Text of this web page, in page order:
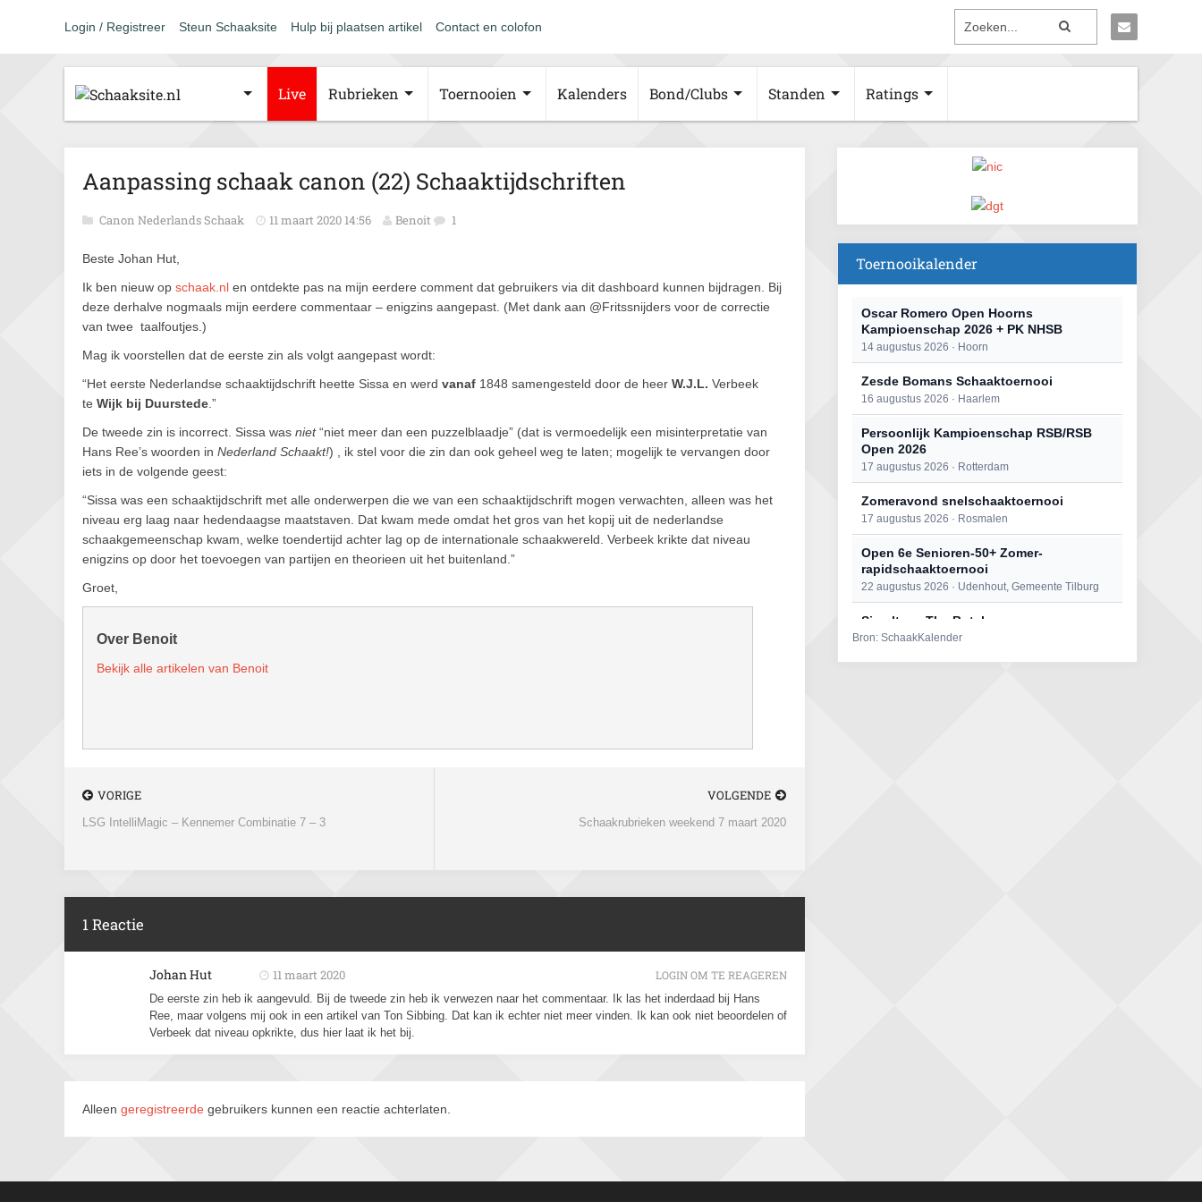
Login / Registreer Steun Schaaksite Hulp bij plaatsen artikel Contact en colofon
Live Rubrieken Toernooien Kalenders Bond/Clubs Standen Ratings
Aanpassing schaak canon (22) Schaaktijdschriften
Canon Nederlands Schaak 11 maart 2020 14:56 Benoit 1
Beste Johan Hut,
Ik ben nieuw op schaak.nl en ontdekte pas na mijn eerdere comment dat gebruikers via dit dashboard kunnen bijdragen. Bij
deze derhalve nogmaals mijn eerdere commentaar – enigzins aangepast. (Met dank aan @Fritssnijders voor de correctie
van twee taalfoutjes.)
Mag ik voorstellen dat de eerste zin als volgt aangepast wordt:
“Het eerste Nederlandse schaaktijdschrift heette Sissa en werd vanaf 1848 samengesteld door de heer W.J.L. Verbeek
te Wijk bij Duurstede .”
De tweede zin is incorrect. Sissa was niet“niet meer dan een puzzelblaadje” (dat is vermoedelijk een misinterpretatie van
Hans Ree’s woorden in Nederland Schaakt!) , ik stel voor die zin dan ook geheel weg te laten; mogelijk te vervangen door
iets in de volgende geest:
“Sissa was een schaaktijdschrift met alle onderwerpen die we van een schaaktijdschrift mogen verwachten, alleen was het
niveau erg laag naar hedendaagse maatstaven. Dat kwam mede omdat het gros van het kopij uit de nederlandse
schaakgemeenschap kwam, welke toendertijd achter lag op de internationale schaakwereld. Verbeek krikte dat niveau
enigzins op door het toevoegen van partijen en theorieen uit het buitenland.”
Groet,
Over Benoit
Bekijk alle artikelen van Benoit
VORIGE
LSG IntelliMagic – Kennemer Combinatie 7 – 3
VOLGENDE
Schaakrubrieken weekend 7 maart 2020
1 Reactie
Johan Hut 11 maart 2020
De eerste zin heb ik aangevuld. Bij de tweede zin heb ik verwezen naar het commentaar. Ik las het inderdaad bij Hans
Ree, maar volgens mij ook in een artikel van Ton Sibbing. Dat kan ik echter niet meer vinden. Ik kan ook niet beoordelen of
Verbeek dat niveau opkrikte, dus hier laat ik het bij.
LOGIN OM TE REAGEREN
Alleen geregistreerde gebruikers kunnen een reactie achterlaten.
Toernooikalender
Oscar Romero Open Hoorns
Kampioenschap 2026 + PK NHSB
14 augustus 2026 · Hoorn
Zesde Bomans Schaaktoernooi
16 augustus 2026 · Haarlem
Persoonlijk Kampioenschap RSB/RSB
Open 2026
17 augustus 2026 · Rotterdam
Zomeravond snelschaaktoernooi
17 augustus 2026 · Rosmalen
Open 6e Senioren-50+ Zomer-
rapidschaaktoernooi
22 augustus 2026 · Udenhout, Gemeente Tilburg
Simultaan The Butcher
22 augustus 2026 · Utrecht
Bron: SchaakKalender